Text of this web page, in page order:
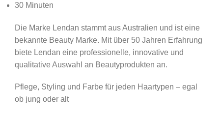
30 Minuten
Die Marke Lendan stammt aus Australien und ist eine
bekannte Beauty Marke. Mit über 50 Jahren Erfahrung
biete Lendan eine professionelle, innovative und
qualitative Auswahl an Beautyprodukten an.
Pflege, Styling und Farbe für jeden Haartypen – egal
ob jung oder alt